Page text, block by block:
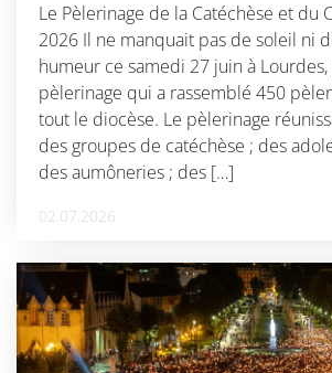
Le Pèlerinage de la Catéchèse et du
2026 Il ne manquait pas de soleil ni
humeur ce samedi 27 juin à
pèlerinage qui a rassemblé 450
tout le diocèse. Le pèlerinage
des groupes de catéchèse ; des
des aumôneries ; des […]
02.07.2026